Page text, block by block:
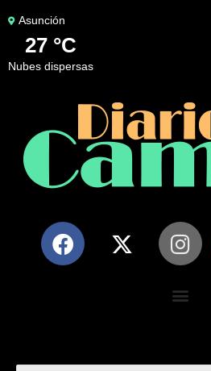
Asunción
27 °C
nubes dispersas